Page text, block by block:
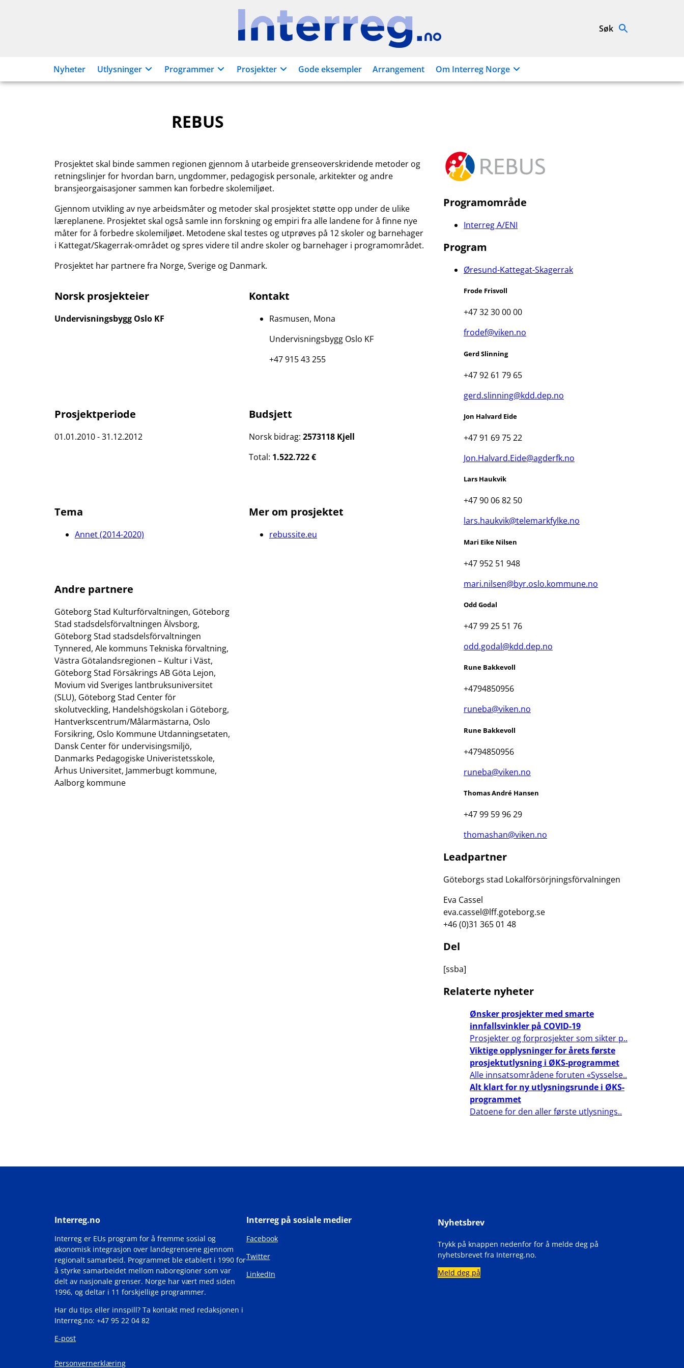
Interreg.no Søk
Nyheter Utlysninger Programmer Prosjekter Gode eksempler Arrangement Om Interreg Norge
REBUS
Prosjektet skal binde sammen regionen gjennom å utarbeide grenseoverskridende metoder og
retningslinjer for hvordan barn, ungdommer, pedagogisk personale, arkitekter og andre
bransjeorgaisasjoner sammen kan forbedre skolemiljøet.
Gjennom utvikling av nye arbeidsmåter og metoder skal prosjektet støtte opp under de ulike
læreplanene. Prosjektet skal også samle inn forskning og empiri fra alle landene for å finne nye
måter for å forbedre skolemiljøet. Metodene skal testes og utprøves på 12 skoler og barnehager
i Kattegat/Skagerrak-området og spres videre til andre skoler og barnehager i programområdet.
Prosjektet har partnere fra Norge, Sverige og Danmark.
Norsk prosjekteier
Undervisningsbygg Oslo KF
Kontakt
Rasmusen, Mona
Undervisningsbygg Oslo KF
+47 915 43 255
Prosjektperiode
01.01.2010 - 31.12.2012
Budsjett
Norsk bidrag: 2573118 Kjell
Total: 1.522.722 €
Tema
Annet (2014-2020)
Mer om prosjektet
rebussite.eu
Andre partnere
Göteborg Stad Kulturförvaltningen, Göteborg
Stad stadsdelsförvaltningen Älvsborg,
Göteborg Stad stadsdelsförvaltningen
Tynnered, Ale kommuns Tekniska förvaltning,
Västra Götalandsregionen – Kultur i Väst,
Göteborg Stad Försäkrings AB Göta Lejon,
Movium vid Sveriges lantbruksuniversitet
(SLU), Göteborg Stad Center för
skolutveckling, Handelshögskolan i Göteborg,
Hantverkscentrum/Målarmästarna, Oslo
Forsikring, Oslo Kommune Utdanningsetaten,
Dansk Center för undervisingsmiljö,
Danmarks Pedagogiske Univeristetsskole,
Århus Universitet, Jammerbugt kommune,
Aalborg kommune
Programområde
Interreg A/ENI
Program
Øresund-Kattegat-Skagerrak
Frode Frisvoll
+47 32 30 00 00
frodef@viken.no
Gerd Slinning
+47 92 61 79 65
gerd.slinning@kdd.dep.no
Jon Halvard Eide
+47 91 69 75 22
Jon.Halvard.Eide@agderfk.no
Lars Haukvik
+47 90 06 82 50
lars.haukvik@telemarkfylke.no
Mari Eike Nilsen
+47 952 51 948
mari.nilsen@byr.oslo.kommune.no
Odd Godal
+47 99 25 51 76
odd.godal@kdd.dep.no
Rune Bakkevoll
+4794850956
runeba@viken.no
Rune Bakkevoll
+4794850956
runeba@viken.no
Thomas André Hansen
+47 99 59 96 29
thomashan@viken.no
Leadpartner
Göteborgs stad Lokalförsörjningsförvalningen
Eva Cassel
eva.cassel@lff.goteborg.se
+46 (0)31 365 01 48
Del
[ssba]
Relaterte nyheter
Ønsker prosjekter med smarte
innfallsvinkler på COVID-19
Prosjekter og forprosjekter som sikter p..
Viktige opplysninger for årets første
prosjektutlysning i ØKS-programmet
Alle innsatsområdene foruten «Sysselse..
Alt klart for ny utlysningsrunde i ØKS-
programmet
Datoene for den aller første utlysnings..
Interreg.no
Interreg er EUs program for å fremme sosial og
økonomisk integrasjon over landegrensene gjennom
regionalt samarbeid. Programmet ble etablert i 1990 for
å styrke samarbeidet mellom naboregioner som var
delt av nasjonale grenser. Norge har vært med siden
1996, og deltar i 11 forskjellige programmer.
Har du tips eller innspill? Ta kontakt med redaksjonen i
Interreg.no: +47 95 22 04 82
E-post
Interreg på sosiale medier
Facebook
Twitter
LinkedIn
Nyhetsbrev
Trykk på knappen nedenfor for å melde deg på
nyhetsbrevet fra Interreg.no.
Meld deg på
Personvernerklæring